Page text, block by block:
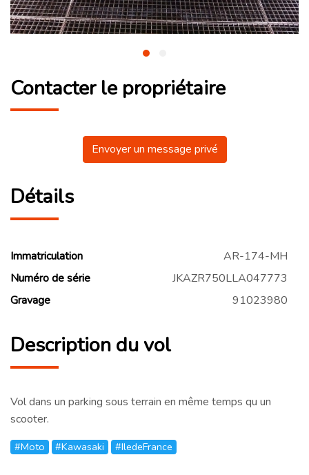
Contacter le propriétaire
Envoyer un message privé
Détails
Immatriculation
AR-174-MH
Numéro de série
JKAZR750LLA047773
Gravage
91023980
Description du vol
Vol dans un parking sous terrain en même temps qu un
scooter.
#Moto #Kawasaki #IledeFrance